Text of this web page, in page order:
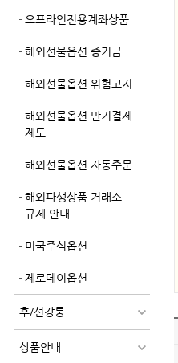
오프라인전용계좌상품
해외선물옵션 증거금
해외선물옵션 위험고지
해외선물옵션 만기결제
제도
해외선물옵션 자동주문
해외파생상품 거래소
규제 안내
미국주식옵션
제로데이옵션
후/선강퉁
상품안내